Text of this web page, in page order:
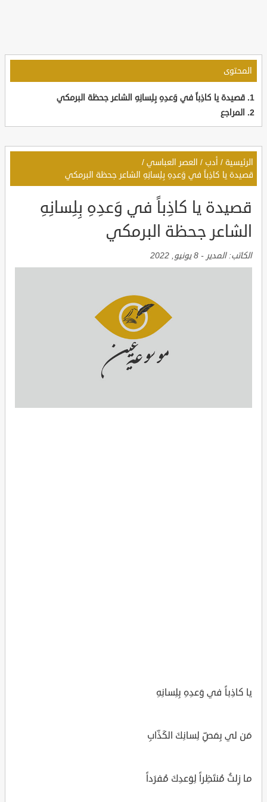
المحتوى
قصيدة يا كاذِباً في وَعدِهِ بِلِسانِهِ الشاعر جحظة البرمكي
المراجع
الرئيسية / أدب / العصر العباسي /
قصيدة يا كاذِباً في وَعدِهِ بِلِسانِهِ الشاعر جحظة البرمكي
قصيدة يا كاذِباً في وَعدِهِ بِلِسانِهِ
الشاعر جحظة البرمكي
الكاتب:المدير - 8 يونيو, 2022
يا كاذِباً في وَعدِهِ بِلِسانِهِ
مَن لي بِمَصِّ لِسانِكَ الكَذّابِ
ما زِلتُ مُنتَظِراً لِوَعدِكَ مُفرَداً